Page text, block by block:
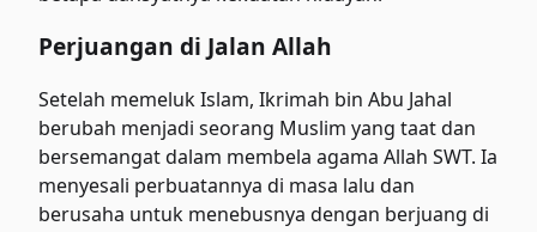
Perjuangan di Jalan Allah
Setelah memeluk Islam, Ikrimah bin Abu Jahal
berubah menjadi seorang Muslim yang taat dan
bersemangat dalam membela agama Allah SWT. Ia
menyesali perbuatannya di masa lalu dan
berusaha untuk menebusnya dengan berjuang di